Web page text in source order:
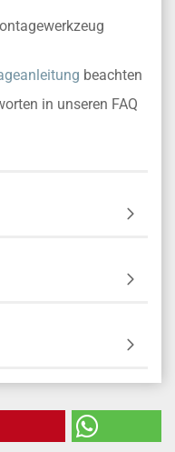
beachten
in unseren FAQ